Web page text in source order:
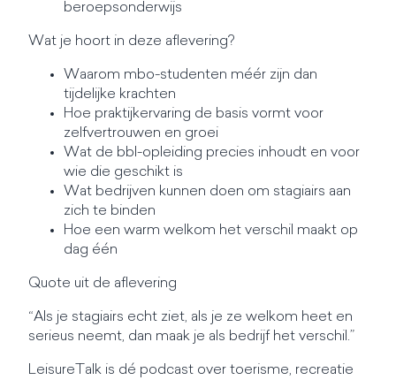
beroepsonderwijs
Wat je hoort in deze aflevering?
Waarom mbo-studenten méér zijn dan
tijdelijke krachten
Hoe praktijkervaring de basis vormt voor
zelfvertrouwen en groei
Wat de bbl-opleiding precies inhoudt en voor
wie die geschikt is
Wat bedrijven kunnen doen om stagiairs aan
zich te binden
Hoe een warm welkom het verschil maakt op
dag één
Quote uit de aflevering
“Als je stagiairs echt ziet, als je ze welkom heet en
serieus neemt, dan maak je als bedrijf het verschil.”
LeisureTalk is dé podcast over toerisme, recreatie